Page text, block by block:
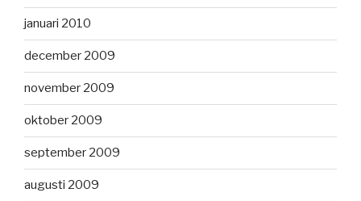
januari 2010
december 2009
november 2009
oktober 2009
september 2009
augusti 2009